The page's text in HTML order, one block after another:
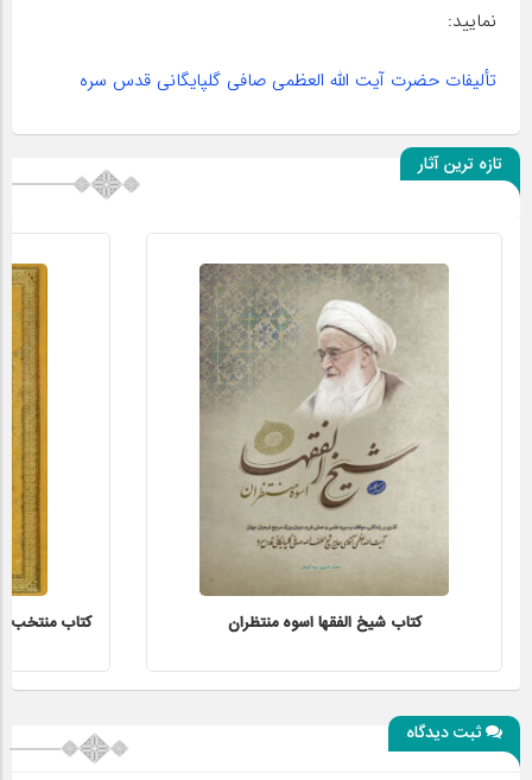
نمایید:
تألیفات حضرت آیت اللّه العظمی صافی گلپایگانی قدس سره
تازه ترین آثار
کتاب شیخ الفقها اسوه منتظران کتاب منتخب
ثبت دیدگاه